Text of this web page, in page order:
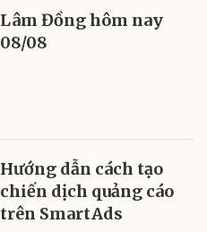
Lâm Đồng hôm nay
08/08
Hướng dẫn cách tạo
chiến dịch quảng cáo
trên SmartAds